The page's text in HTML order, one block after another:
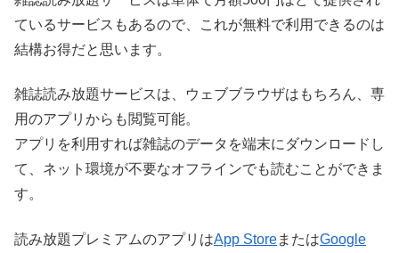
ているサービスもあるので、これが無料で利用できるのは
結構お得だと思います。
雑誌読み放題サービスは、ウェブブラウザはもちろん、専
用のアプリからも閲覧可能。
アプリを利用すれば雑誌のデータを端末にダウンロードし
て、ネット環境が不要なオフラインでも読むことができま
す。
読み放題プレミアムのアプリはApp StoreまたはGoogle